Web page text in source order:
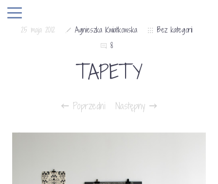
25 maja 2012 Agnieszka Kwiatkowska
Bez kategorii
8
TAPETY
Poprzedni Następny